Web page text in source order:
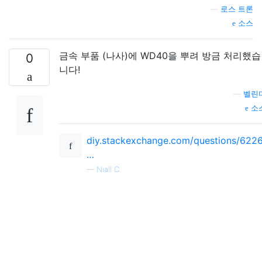
로스 트론
소스
0
금속 부품 (나사)에 WD40을 뿌려 방금 처리했습
니다!
벨린
소
diy.stackexchange.com/questions/
…
— Niall C.